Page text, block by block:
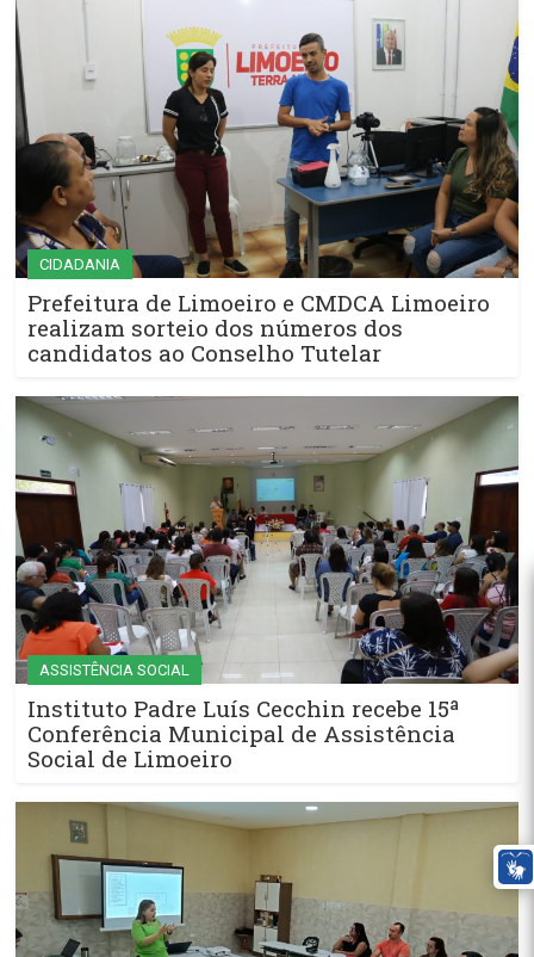
CIDADANIA
Prefeitura de Limoeiro e CMDCA Limoeiro
realizam sorteio dos números dos
candidatos ao Conselho Tutelar
ASSISTÊNCIA SOCIAL
Instituto Padre Luís Cecchin recebe 15ª
Conferência Municipal de Assistência
Social de Limoeiro